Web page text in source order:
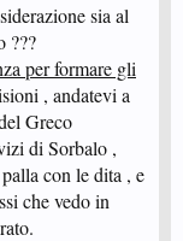
sia al
???
per formare gli
, andatevi a
Greco
di Sorbalo ,
con le dita , e
che vedo in